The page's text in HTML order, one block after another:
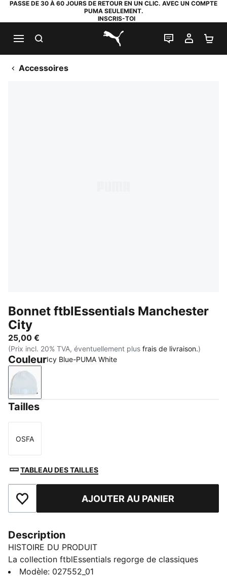
PASSE DE 30 À 60 JOURS DE RETOUR EN UN CLIC. AVEC UN COMPTE
PUMA SEULEMENT.
INSCRIS-TOI
PUMA.com
LIVE CHAT
MON
Accessoires
Bonnet ftblEssentials Manchester
City
25,00 €
(Prix incl. 20% TVA, éventuellement plus frais de livraison.)
CouleurIcy Blue-PUMA White
Icy Blue-PUMA White
Tailles
Taille
OSFA
TABLEAU DES TAILLES
Ajouter aux favorisAJOUTER AU PANIER
Description
HISTOIRE DU PRODUIT
La collection ftblEssentials regorge de classiques
stylés et modernes qui feront le bonheur des fans de
Modèle: 027552_01